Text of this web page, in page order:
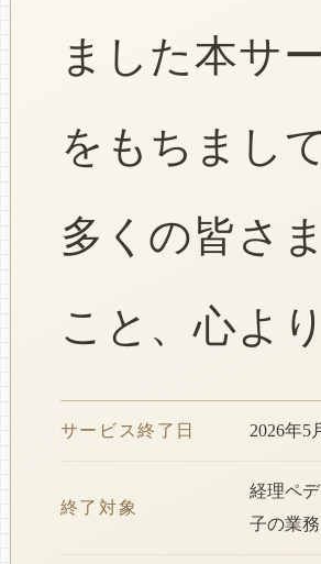
ました本サ
をもちまし
多くの皆さ
こと、心よ
サービス終了日 2026年5
終了対象
経理ペ
子の業